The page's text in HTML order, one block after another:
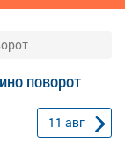
поворот
11 авг